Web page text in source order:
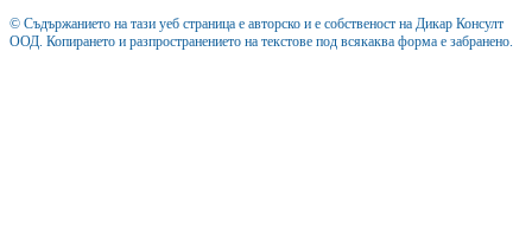
© Съдържанието на тази уеб страница е авторско и е собственост на Дикар Консулт
ООД. Копирането и разпространението на текстове под всякаква форма е забранено.